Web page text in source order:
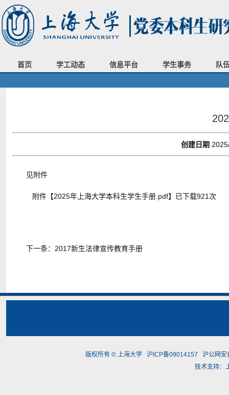
首页 学工动态 信息平台 学生事务 队
创建日期
见附件
附件【2025年上海大学本科生学生手册.pdf】已下载921 次
下一条： 2017新生法律宣传教育手册
版权所有 © 上海大学 沪ICP备09014157
沪公网
技术支持：